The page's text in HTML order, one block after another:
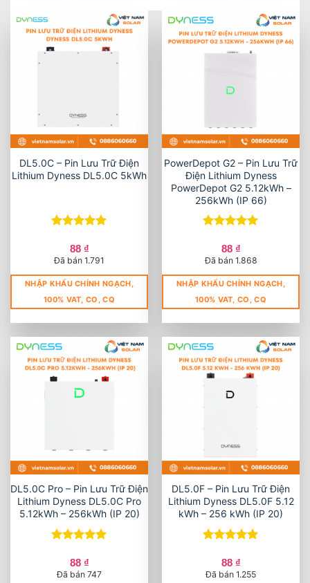
DL5.0C – Pin Lưu Trữ Điện
Lithium Dyness DL5.0C 5kWh
hạng5 5
sao
88 ₫
Đã bán 1.791
NHẬP KHẨU CHÍNH NGẠCH,
100% VAT, CO, CQ
PowerDepot G2 – Pin Lưu Trữ
Điện Lithium Dyness
PowerDepot G2 5.12kWh –
256kWh (IP 66)
hạng5 5
sao
88 ₫
Đã bán 1.868
NHẬP KHẨU CHÍNH NGẠCH,
100% VAT, CO, CQ
DL5.0C Pro – Pin Lưu Trữ Điện
Lithium Dyness DL5.0C Pro
5.12kWh – 256kWh (IP 20)
hạng5 5
sao
88 ₫
Đã bán 747
DL5.0F – Pin Lưu Trữ Điện
Lithium Dyness DL5.0F 5.12
kWh – 256 kWh (IP 20)
hạng5 5
sao
88 ₫
Đã bán 1.255